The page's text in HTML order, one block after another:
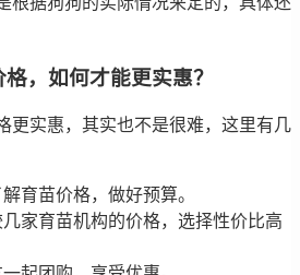
，如何才能更实惠？
更实惠，其实也不是很难，这里有几
育苗价格，做好预算。
家育苗机构的价格，选择性价比高